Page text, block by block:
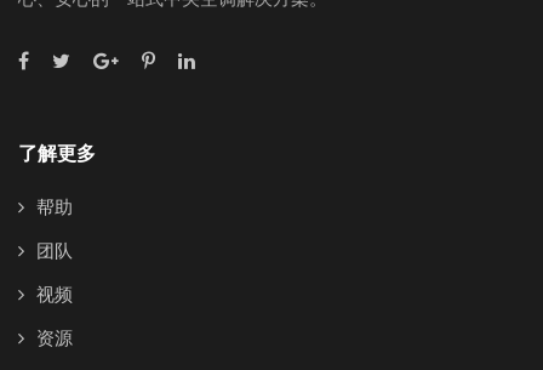
了解更多
帮助
团队
视频
资源